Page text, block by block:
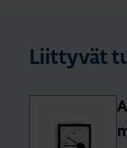
Liittyvät